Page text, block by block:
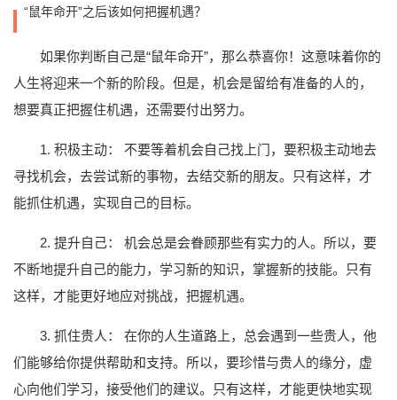
“鼠年命开”之后该如何把握机遇？
如果你判断自己是“鼠年命开”，那么恭喜你！这意味着你的
人生将迎来一个新的阶段。但是，机会是留给有准备的人的，
想要真正把握住机遇，还需要付出努力。
1. 积极主动： 不要等着机会自己找上门，要积极主动地去
寻找机会，去尝试新的事物，去结交新的朋友。只有这样，才
能抓住机遇，实现自己的目标。
2. 提升自己： 机会总是会眷顾那些有实力的人。所以，要
不断地提升自己的能力，学习新的知识，掌握新的技能。只有
这样，才能更好地应对挑战，把握机遇。
3. 抓住贵人： 在你的人生道路上，总会遇到一些贵人，他
们能够给你提供帮助和支持。所以，要珍惜与贵人的缘分，虚
心向他们学习，接受他们的建议。只有这样，才能更快地实现